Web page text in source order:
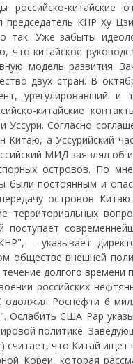
российско-китайские
председатель КНР Ху
так. Уже забыты
что китайское
модель развития.
двух стран. В
урегулировавший и
китайские
Уссури. Согласно
а Уссурийский
МИД заявлял об
островов. По
были постоянным и
островов
территориальных
поступает
- указывает
обществе внешней
долгого
российских
одолжил Роснефти 6
США Рар
политике.
что Китай
Кореи, которая